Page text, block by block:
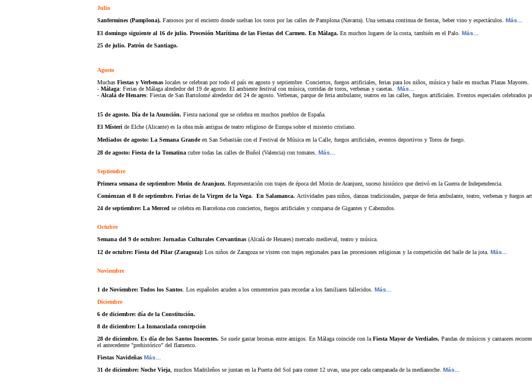
Julio
Sanfermines (Pamplona). Famosos por el encierro donde sueltan los toros por las calles de Pamplona (Navarra). Una semana continua de fiestas, beber vino y espectáculos. Más...
El domingo siguiente al 16 de julio. Procesión Marítima de las Fiestas del Carmen. En Málaga. En muchos lugares de la costa, también en el Palo. Más...
25 de julio. Patrón de Santiago.
Agosto
Muchas Fiestas y Verbenaslocales se celebran por todo el país en agosto y septiembre. Conciertos, fuegos artificiales, ferias para los niños, música y baile en muchas Plazas Mayores.
- Málaga: Ferias de Málaga alrededor del 19 de agosto. El ambiente festival con música, corridas de toros, verbenas y casetas. Más...
- Alcalá de Henares: Fiestas de San Bartolomé alrededor del 24 de agosto. Verbenas, parque de feria ambulante, teatros en las calles, fuegos artificiales. Eventos especiales celebrados
15 de agosto. Día de la Asunción. Fiesta nacional que se celebra en muchos pueblos de España.
El Místeride Elche (Alicante) es la obra más antigua de teatro religioso de Europa sobre el misterio cristiano.
Mediados de agosto: La Semana Grandeen San Sebastián con el Festival de Música en la Calle, fuegos artificiales, eventos deportivos y Toros de fuego.
28 de agosto: Fiesta de la Tomatinacubre todas las calles de Buñol (Valencia) con tomates. Más...
Septiembre
Primera semana de septiembre: Motin de Aranjuez. Representación con trajes de época del Motin de Aranjuez, suceso histórico que derivó en la Guerra de Independencia.
Comienzan el 8 de septiembre. Ferias de la Virgen de la Vega.
En Salamanca. Actividades para niños, danzas tradicionales, parque de feria ambulante, teatro, verbenas y fuegos
24 de septiembre: La Merced se celebra en Barcelona con conciertos, fuegos artificiales y comparsa de Gigantes y Cabezudos.
Octubre
Semana del 9 de octubre: Jornadas Culturales Cervantinas(Alcalá de Henares) mercado medieval, teatro y música.
12 de octubre: Fiesta del Pilar (Zaragoza):Los niños de Zaragoza se visten con trajes regionales para las procesiones religiosas y la competición del baile de la jota. Más...
Noviembre
1 de Noviembre: Todos los Santos. Los españoles acuden a los cementerios para recordar a los familiares fallecidos. Más...
Diciembre
6 de diciembre: día de la Constitución.
8 de diciembre: La Inmaculada concepción
28 de diciembre. Es día de los Santos Inocentes. Se suele gastar bromas entre amigos. En Málaga coincide con la Fiesta Mayor de Verdiales. Pandas de músicos y cantaores
el antecedente "prehistórico" del flamenco.
Fiestas Navideñas Más...
31 de diciembre: Noche Vieja, muchos Madrileños se juntan en la Puerta del Sol para comer 12 uvas, una por cada campanada de la medianoche. Más...